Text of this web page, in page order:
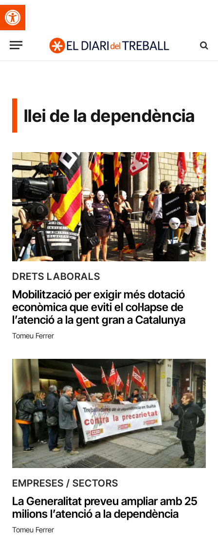
Obre la barra d'eines
llei de la dependència
DRETS LABORALS
Mobilització per exigir més dotació
econòmica que eviti el col·lapse de
l’atenció a la gent gran a Catalunya
Tomeu Ferrer
EMPRESES / SECTORS
La Generalitat preveu ampliar amb 25
milions l’atenció a la dependència
Tomeu Ferrer